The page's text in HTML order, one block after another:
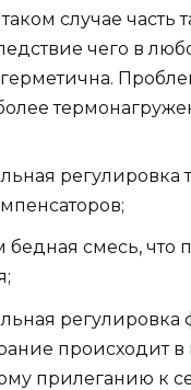
случае часть
чего в
регулировка
смесь, что
регулировка
происходит
прилеганию к